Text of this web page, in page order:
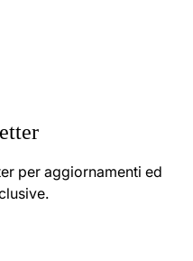
per aggiornamenti ed